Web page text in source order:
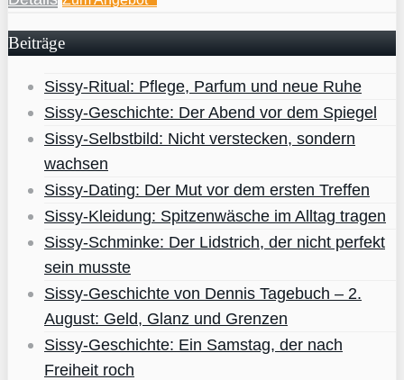
Beiträge
Sissy-Ritual: Pflege, Parfum und neue Ruhe
Sissy-Geschichte: Der Abend vor dem Spiegel
Sissy-Selbstbild: Nicht verstecken, sondern
wachsen
Sissy-Dating: Der Mut vor dem ersten Treffen
Sissy-Kleidung: Spitzenwäsche im Alltag tragen
Sissy-Schminke: Der Lidstrich, der nicht perfekt
sein musste
Sissy-Geschichte von Dennis Tagebuch – 2.
August: Geld, Glanz und Grenzen
Sissy-Geschichte: Ein Samstag, der nach
Freiheit roch